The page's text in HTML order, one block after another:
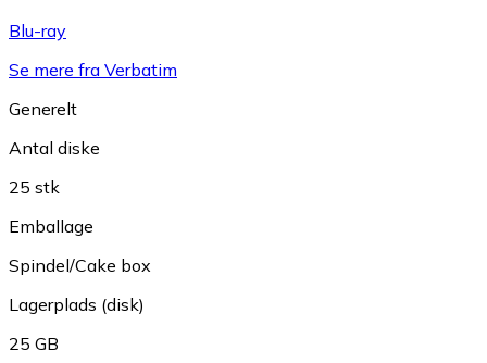
Blu-ray
Se mere fra Verbatim
Generelt
Antal diske
25 stk
Emballage
Spindel/Cake box
Lagerplads (disk)
25 GB